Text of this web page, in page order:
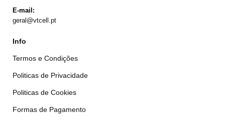
E-mail:
geral@vtcell.pt
Info
Termos e Condições
Politicas de Privacidade
Politicas de Cookies
Formas de Pagamento